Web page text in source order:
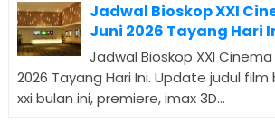
Jadwal Bioskop XXI
Juni 2026 Tayang Hari
Jadwal Bioskop XXI Cinema
2026 Tayang Hari Ini. Update judul
xxi bulan ini, premiere, imax 3D...